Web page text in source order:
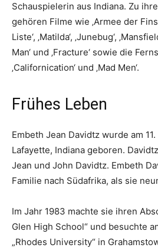
Schauspielerin aus Indiana. Zu
gehören Filme wie ‚Armee der
Liste‘, ‚Matilda‘, ‚Junebug‘,
Man‘ und ‚Fracture‘ sowie die
‚Californication‘ und ‚Mad Men‘.
Frühes Leben
Embeth Jean Davidtz wurde am
Lafayette, Indiana geboren.
Jean und John Davidtz. Embeth
Familie nach Südafrika, als sie
Im Jahr 1983 machte sie ihren
Glen High School“ und besuchte
„Rhodes University“ in